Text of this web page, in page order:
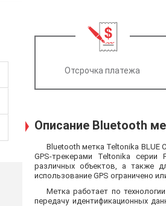
Отсрочка платежа
Описание Bluetooth
Bluetooth метка Teltonika BLUE
GPS-трекерами Teltonika серии
различных объектов, а также
использование GPS ограничено
Метка работает по
передачу идентификационных